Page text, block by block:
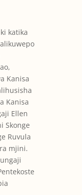
katika
Kanisa
Kanisa
Ellen
Skonge
Ruvula
mjini.